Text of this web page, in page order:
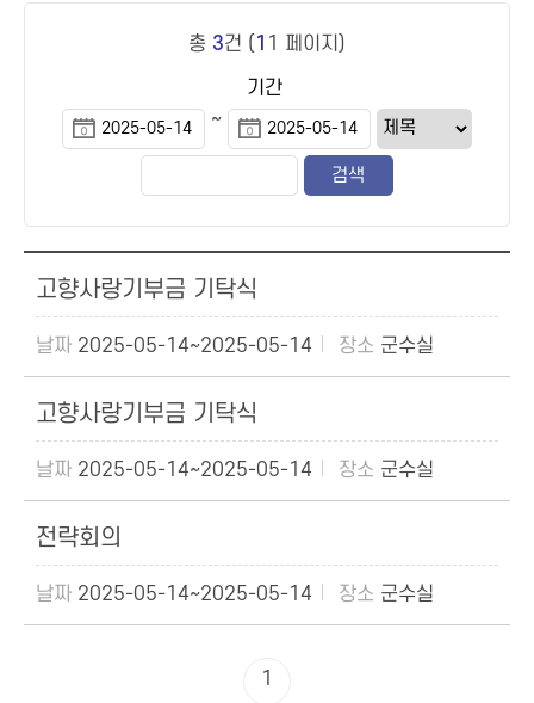
총 3건 ( 1 1 페이지)
기간
~
고향사랑기부금 기탁식
2025-05-14~2025-05-14 군수실
고향사랑기부금 기탁식
2025-05-14~2025-05-14 군수실
전략회의
2025-05-14~2025-05-14 군수실
1